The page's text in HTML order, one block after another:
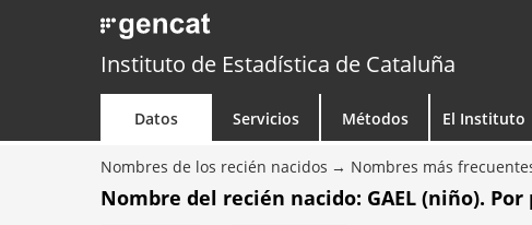
Instituto de Estadística de Cataluña
Datos Servicios Métodos El Instituto
Nombres de los recién nacidos Nombres más
Nombre del recién nacido: GAEL (niño).